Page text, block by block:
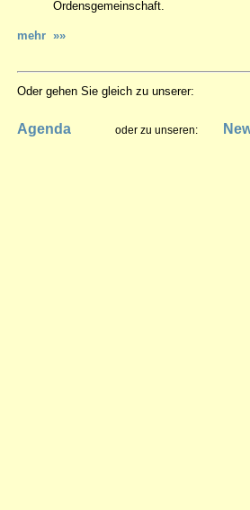
Ordensgemeinschaft.
mehr »»
Oder gehen Sie gleich zu unserer:
Agenda oder zu unseren: